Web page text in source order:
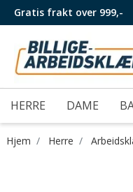
Gratis frakt over 999,-
HERRE DAME
Hjem Herre